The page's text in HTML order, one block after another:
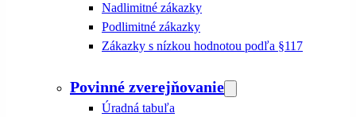
Nadlimitné zákazky
Podlimitné zákazky
Zákazky s nízkou hodnotou podľa §117
Povinné zverejňovanie
Úradná tabuľa